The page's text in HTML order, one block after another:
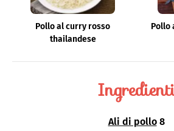
Pollo al curry rosso
thailandese
Pollo
Ali di pollo 8